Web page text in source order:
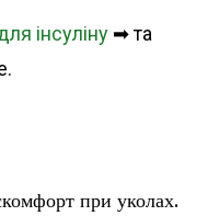
інсуліну➡ та
при уколах.